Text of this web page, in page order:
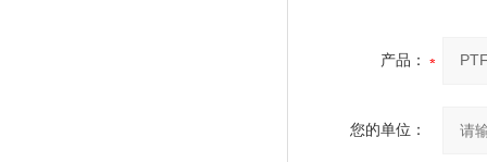
产品：
您的单位：